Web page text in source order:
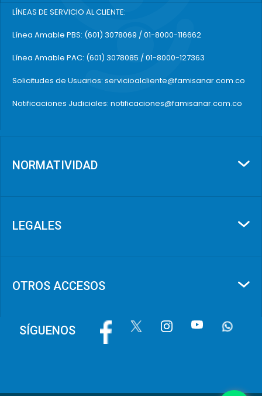
LÍNEAS DE SERVICIO AL CLIENTE:
Línea Amable PBS: (601) 3078069 / 01-8000-116662
Línea Amable PAC: (601) 3078085 / 01-8000-127363
Solicitudes de Usuarios: servicioalcliente@famisanar.com.co
Notificaciones Judiciales: notificaciones@famisanar.com.co
NORMATIVIDAD
LEGALES
OTROS ACCESOS
SÍGUENOS Image Image Image Image Image